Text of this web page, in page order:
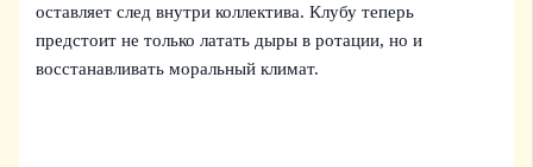
оставляет след внутри коллектива. Клубу теперь
предстоит не только латать дыры в ротации, но и
восстанавливать моральный климат.